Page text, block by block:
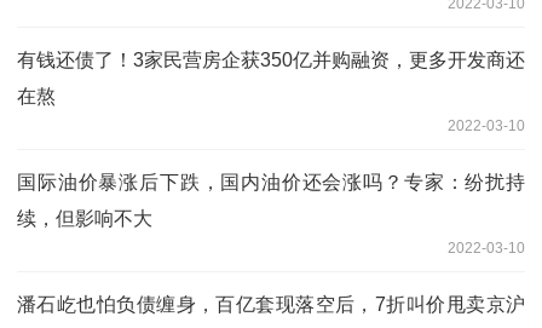
有钱还债了！3家民营房企获350亿并购融资，更多开发商还
在熬
2022-03-10
国际油价暴涨后下跌，国内油价还会涨吗？专家：纷扰持
续，但影响不大
2022-03-10
潘石屹也怕负债缠身，百亿套现落空后，7折叫价甩卖京沪